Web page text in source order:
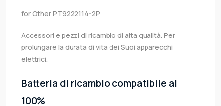
for Other PT9222114-2P
Accessori e pezzi di ricambio di alta qualità. Per
prolungare la durata di vita dei Suoi apparecchi
elettrici.
Batteria di ricambio compatibile al
100%